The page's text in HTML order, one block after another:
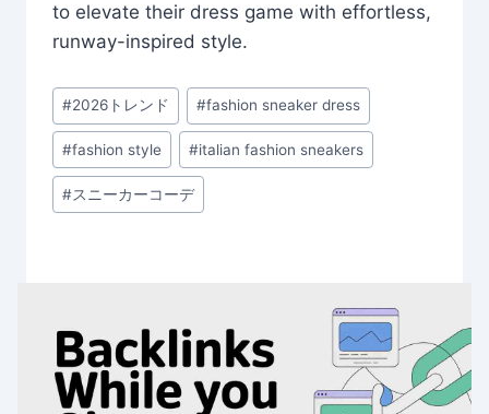
to elevate their dress game with effortless,
runway-inspired style.
Post
Tags:
#2026トレンド #fashion sneaker dress
#fashion style #italian fashion sneakers
#スニーカーコーデ